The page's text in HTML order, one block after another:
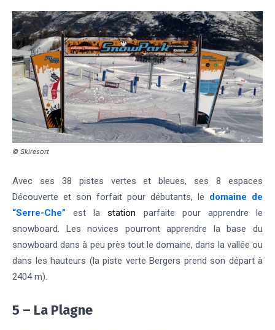
© Skiresort
Avec ses 38 pistes vertes et bleues, ses 8 espaces
Découverte et son forfait pour débutants, le domaine de
“Serre-Che” est lastation parfaite pour apprendre le
snowboard. Les novices pourront apprendre la base du
snowboard dans à peu près tout le domaine, dans la vallée ou
dans les hauteurs (la piste verte Bergers prend son départ à
2404 m).
5 – La Plagne